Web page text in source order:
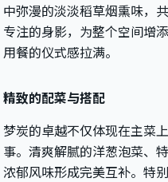
中弥漫的淡淡稻草烟熏味，
专注的身影，为整个空间增
用餐的仪式感拉满。
精致的配菜与搭配
梦炭的卓越不仅体现在主菜
事。清爽解腻的洋葱泡菜、
浓郁风味形成完美互补。特